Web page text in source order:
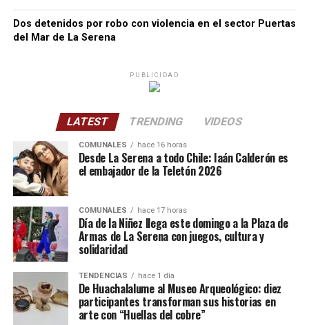
Dos detenidos por robo con violencia en el sector Puertas
del Mar de La Serena
PUBLICIDAD
LATEST TRENDING VIDEOS
COMUNALES hace 16 horas
Desde La Serena a todo Chile: Iaán Calderón es
el embajador de la Teletón 2026
COMUNALES hace 17 horas
Día de la Niñez llega este domingo a la Plaza de
Armas de La Serena con juegos, cultura y
solidaridad
TENDENCIAS hace 1 día
De Huachalalume al Museo Arqueológico: diez
participantes transforman sus historias en
arte con “Huellas del cobre”